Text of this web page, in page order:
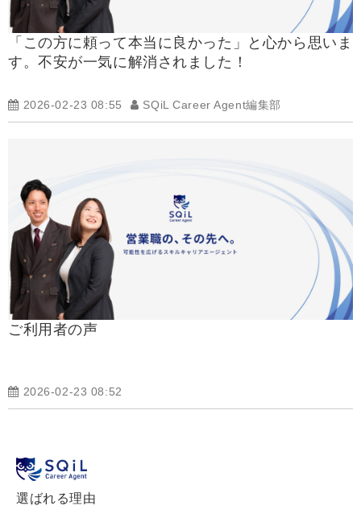
「この方に頼って本当に良かった」と心から思いま
す。不安が一気に解消されました！
2026-02-23 08:55 SQiL Career Agent編集部
ご利用者の声
2026-02-23 08:52
選ばれる理由